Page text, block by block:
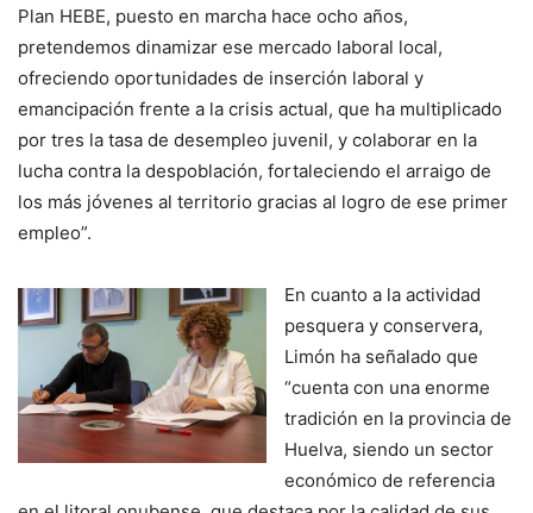
Plan HEBE, puesto en marcha hace ocho años,
pretendemos dinamizar ese mercado laboral local,
ofreciendo oportunidades de inserción laboral y
emancipación frente a la crisis actual, que ha multiplicado
por tres la tasa de desempleo juvenil, y colaborar en la
lucha contra la despoblación, fortaleciendo el arraigo de
los más jóvenes al territorio gracias al logro de ese primer
empleo”.
En cuanto a la actividad
pesquera y conservera,
Limón ha señalado que
“cuenta con una enorme
tradición en la provincia de
Huelva, siendo un sector
económico de referencia